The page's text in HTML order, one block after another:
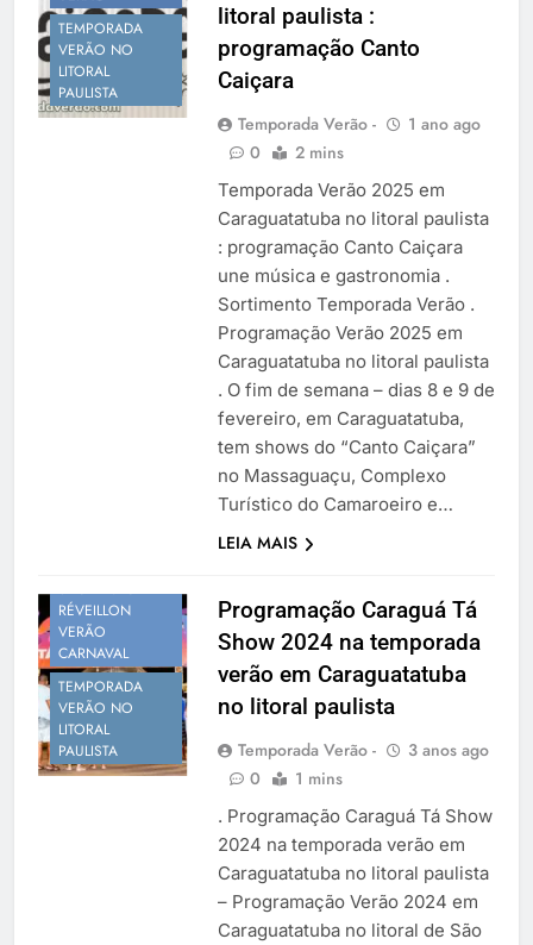
Temporada Verão 2027
TEMPORADA
VERÃO NO
LITORAL
PAULISTA
litoral paulista :
programação Canto
Caiçara
Temporada Verão -
1 ano ago
0
2 mins
Temporada Verão 2025 em
Caraguatatuba no litoral paulista
: programação Canto Caiçara
une música e gastronomia .
Sortimento Temporada Verão .
Programação Verão 2025 em
Caraguatatuba no litoral paulista
. O fim de semana – dias 8 e 9 de
fevereiro, em Caraguatatuba,
tem shows do “Canto Caiçara”
no Massaguaçu, Complexo
Turístico do Camaroeiro e…
LEIA MAIS
SÃO PAULO
RÉVEILLON
VERÃO
CARNAVAL
TEMPORADA
VERÃO NO
LITORAL
PAULISTA
Programação Caraguá Tá
Show 2024 na temporada
verão em Caraguatatuba
no litoral paulista
Temporada Verão -
3 anos ago
0
1 mins
. Programação Caraguá Tá Show
2024 na temporada verão em
Caraguatatuba no litoral paulista
– Programação Verão 2024 em
Caraguatatuba no litoral de São